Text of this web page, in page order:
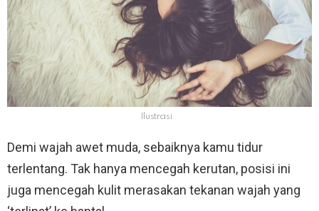
Ilustrasi
Demi wajah awet muda, sebaiknya kamu tidur
terlentang. Tak hanya mencegah kerutan, posisi ini
juga mencegah kulit merasakan tekanan wajah yang